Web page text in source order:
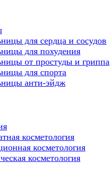
для сердца и сосудов
для похудения
от простуды и гриппа
для спорта
анти-эйдж
косметология
косметология
косметология